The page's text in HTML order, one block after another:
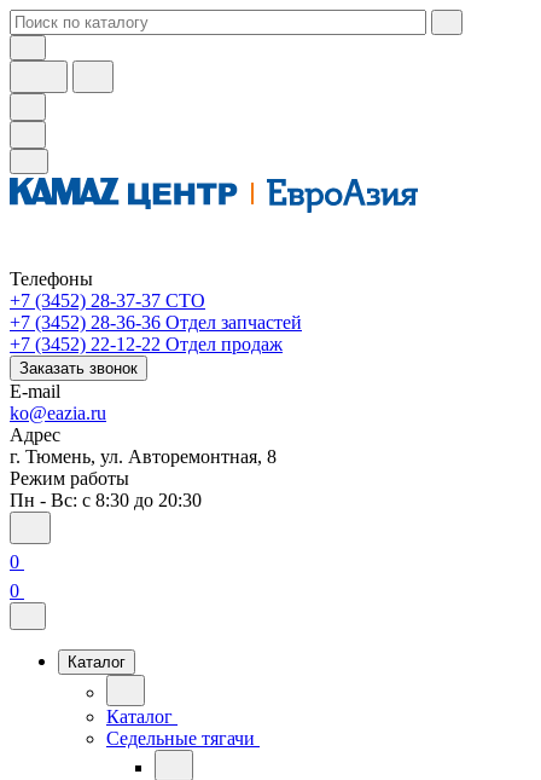
Телефоны
+7 (3452) 28-37-37 СТО
+7 (3452) 28-36-36 Отдел запчастей
+7 (3452) 22-12-22 Отдел продаж
Заказать звонок
E-mail
ko@eazia.ru
Адрес
г. Тюмень, ул. Авторемонтная, 8
Режим работы
Пн - Вс: с 8:30 до 20:30
0
0
Каталог
Каталог
Седельные тягачи